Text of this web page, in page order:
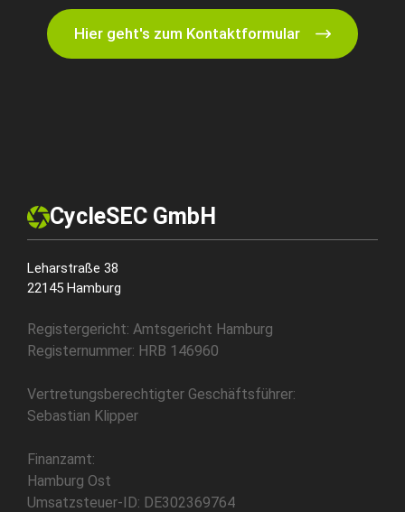
Hier geht's zum Kontaktformular
CycleSEC GmbH
Leharstraße 38
22145 Hamburg
Registergericht: Amtsgericht Hamburg
Registernummer: HRB 146960
Vertretungsberechtigter Geschäftsführer:
Sebastian Klipper
Finanzamt:
Hamburg Ost
Umsatzsteuer-ID: DE302369764